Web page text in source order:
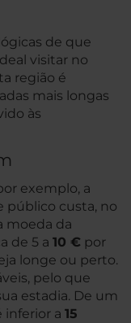
de que
visitar no
região é
mais longas
às
exemplo, a
público custa, no
moeda da
de 5 a 10 € por
longe ou perto.
pelo que
estadia. De um
inferior a 15